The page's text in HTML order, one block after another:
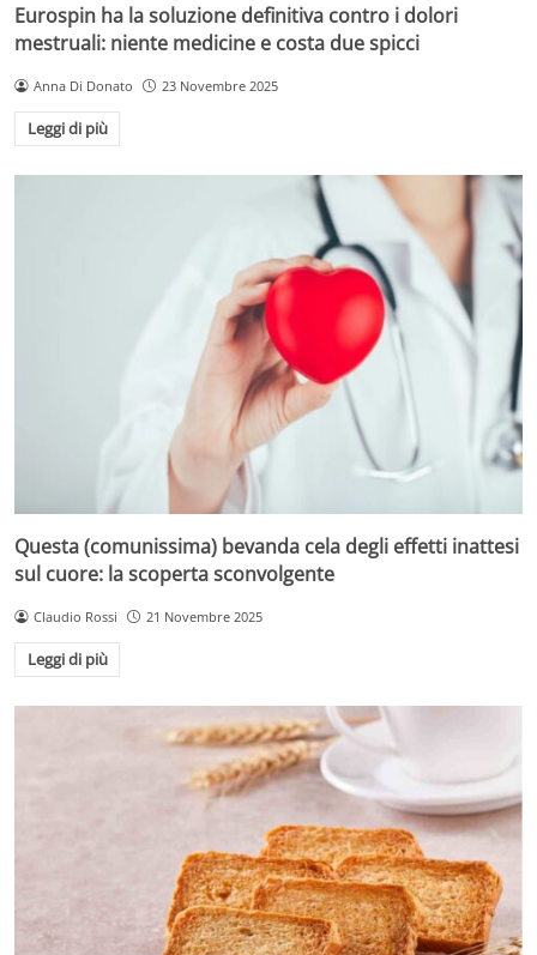
Eurospin ha la soluzione definitiva contro i dolori
mestruali: niente medicine e costa due spicci
Anna Di Donato 23 Novembre 2025
Leggi di più
Questa (comunissima) bevanda cela degli effetti inattesi
sul cuore: la scoperta sconvolgente
Claudio Rossi 21 Novembre 2025
Leggi di più